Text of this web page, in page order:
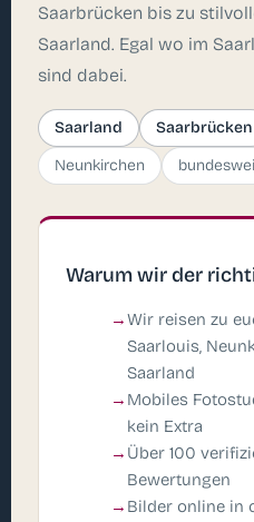
Saarbrücken bis zu
Saarland. Egal wo im
sind dabei.
Saarland Saarbrücken
Neunkirchen
Warum wir der
Wir reisen zu
Saarlouis,
Saarland
Mobiles
kein Extra
Über 100
Bewertungen
Bilder online in